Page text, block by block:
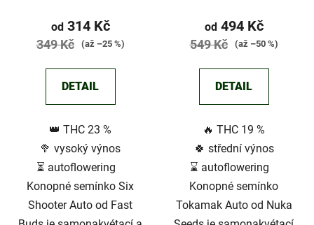
od314 Kč
349 Kč (až –25 %)
DETAIL
👑 THC 23 %
🥦 vysoký výnos
⏳ autoflowering
Konopné semínko Six
Shooter Auto od Fast
od494 Kč
549 Kč (až –50 %)
DETAIL
🔥 THC 19 %
🍀 střední výnos
⌛ autoflowering
Konopné semínko
Tokamak Auto od Nuka